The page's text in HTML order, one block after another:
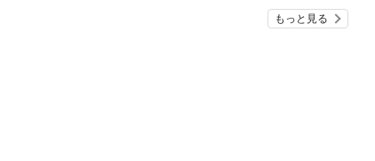
もっと見る